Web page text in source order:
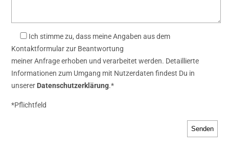
Ich stimme zu, dass meine Angaben aus dem
Kontaktformular zur Beantwortung
meiner Anfrage erhoben und verarbeitet werden. Detaillierte
Informationen zum Umgang mit Nutzerdaten findest Du in
unserer Datenschutzerklärung.*
*Pflichtfeld